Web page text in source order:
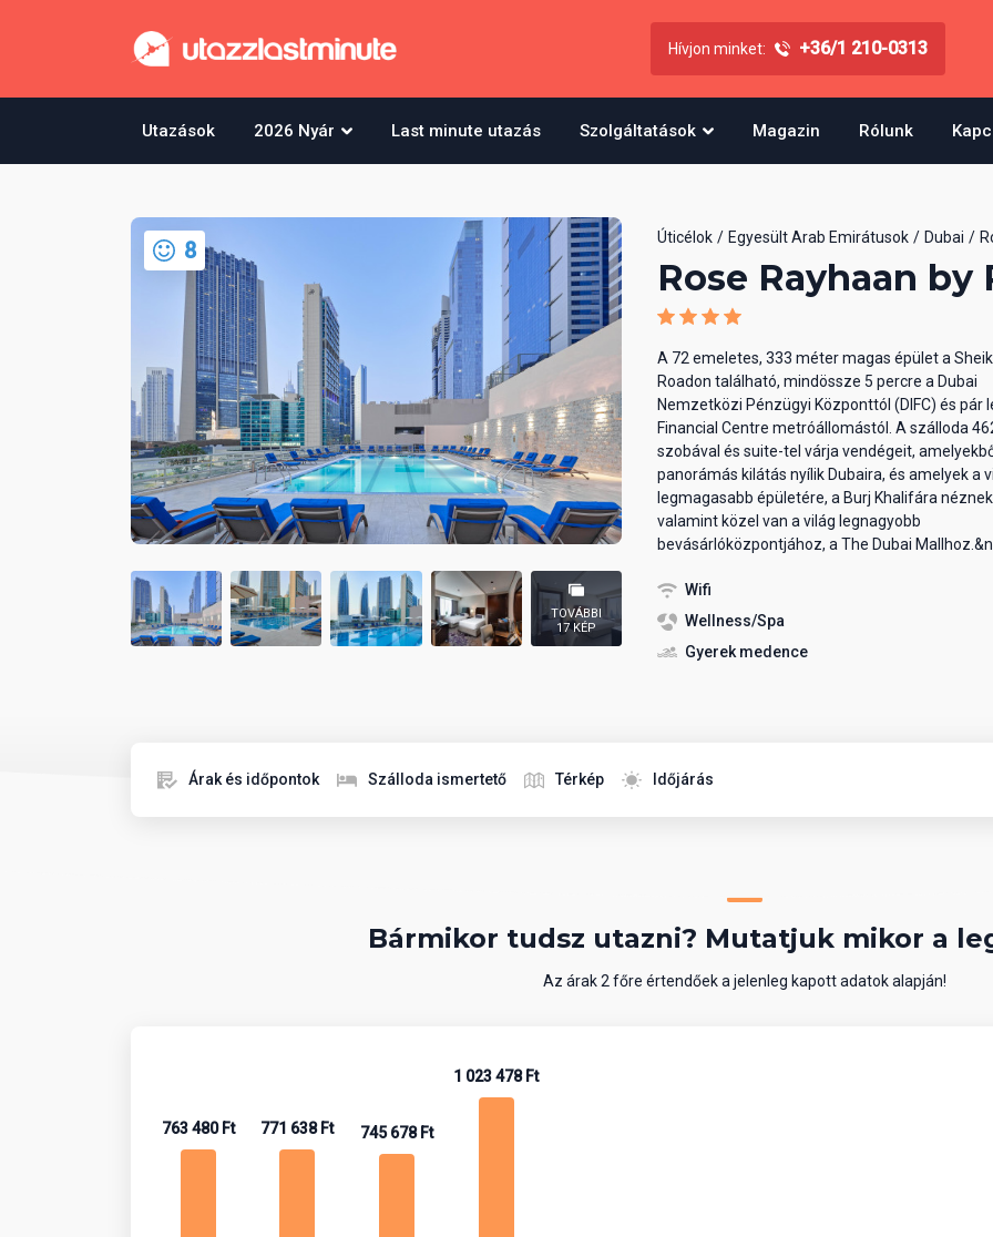
Hívjon minket: +36/1 210-0313
Utazások 2026 Nyár Last minute utazás Szolgáltatások Magazin Rólunk
8
TOVÁBBI
17 KÉP
Úticélok Egyesült Arab Emirátusok Dubai
Rose Rayhaan by
A 72 emeletes, 333 méter magas épület a
Roadon található, mindössze 5 percre a Dubai
Nemzetközi Pénzügyi Központtól (DIFC) és pár
Financial Centre metróállomástól. A szálloda
szobával és suite-tel várja vendégeit,
panorámás kilátás nyílik Dubaira, és amelyek a
legmagasabb épületére, a Burj Khalifára
valamint közel van a világ legnagyobb
bevásárlóközpontjához, a The Dubai
Wifi
Wellness/Spa
Gyerek medence
Árak és időpontok Szálloda ismertető Térkép Időjárás
Bármikor tudsz utazni? Mutatjuk mikor a
Az árak 2 főre értendőek a jelenleg kapott adatok alapján!
763 480 Ft 771 638 Ft 745 678 Ft
1 023 478 Ft